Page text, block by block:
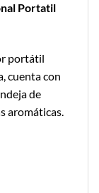
Portatil
portátil
cuenta con
de
aromáticas.